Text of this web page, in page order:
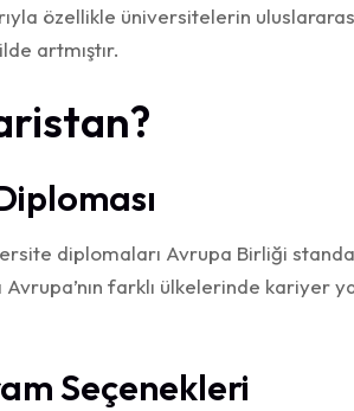
özellikle üniversitelerin
artmıştır.
diplomaları Avrupa Birliği
Avrupa’nın farklı ülkelerinde kariyer
Seçenekleri